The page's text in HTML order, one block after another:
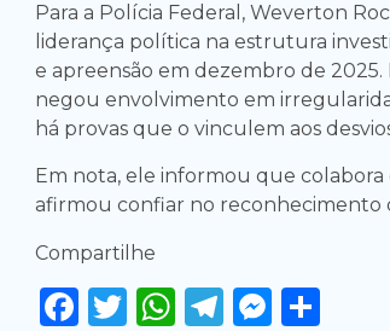
Para a Polícia Federal, Weverton
liderança política na estrutura
e apreensão em dezembro de
negou envolvimento em
há provas que o vinculem aos
Em nota, ele informou que colabora
afirmou confiar no reconhecimento
Compartilhe
Facebook
Twitter
WhatsApp
Telegram